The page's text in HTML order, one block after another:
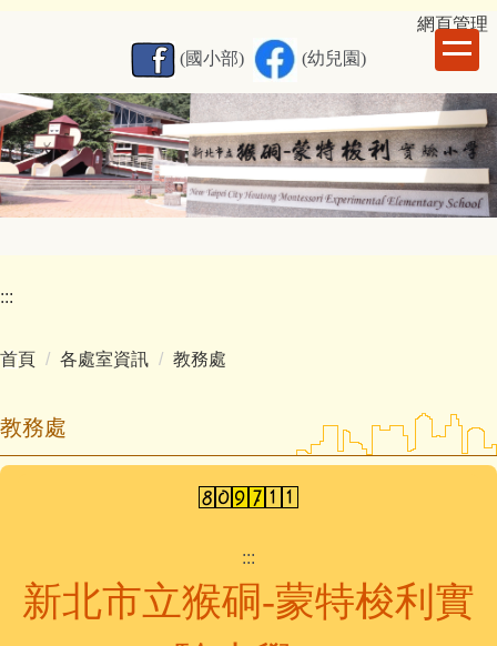
要
內
容
區
網頁管理
(國小部)
(幼兒園)
:::
首頁 各處室資訊 教務處
教務處
:::
新北市立猴硐-蒙特梭利實